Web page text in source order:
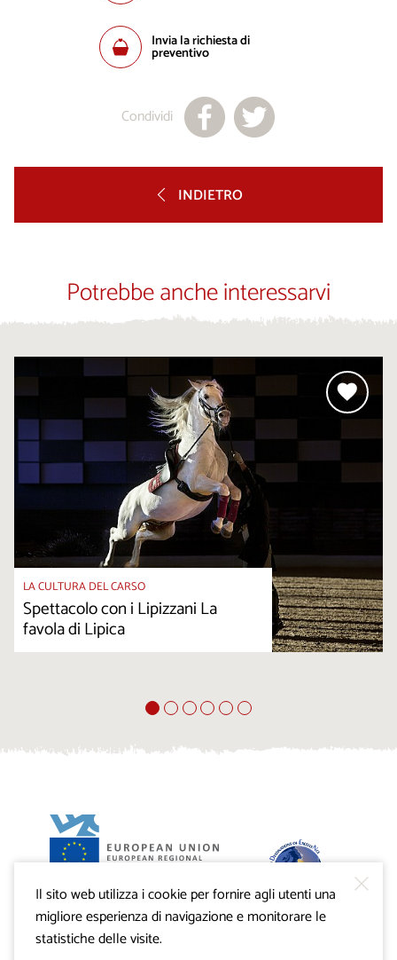
Invia la richiesta di
preventivo
Condividi
INDIETRO
Potrebbe anche interessarvi
LA CULTURA DEL CARSO
Spettacolo con i Lipizzani La
favola di Lipica
Progetto VisitKras. L’investimento è cofinanziato dalla
Repubblica di Slovenia e dal Fondo europeo di sviluppo
regionale dell’Unione Europea.
Il sito web utilizza i cookie per fornire agli utenti una
migliore esperienza di navigazione e monitorare le
statistiche delle visite.